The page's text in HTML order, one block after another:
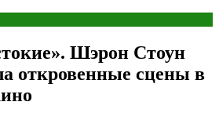
Шэрон Стоун
откровенные сцены в